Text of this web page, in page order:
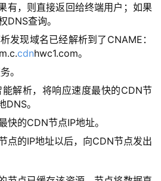
有，则直接返回给终端用户；如果
DNS查询。
发现域名已经解析到了CNAME：
cdnhwc1.com。
。
解析，将响应速度最快的CDN节
DNS。
快的CDN节点IP地址。
点的IP地址以后，向CDN节点发出